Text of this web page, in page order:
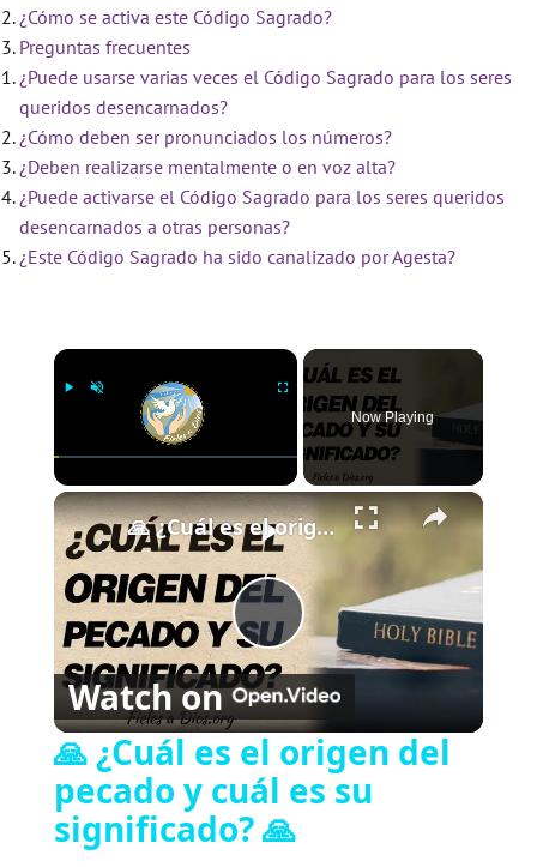
¿Cómo se activa este Código Sagrado?
Preguntas frecuentes
¿Puede usarse varias veces el Código Sagrado para los seres
queridos desencarnados?
¿Cómo deben ser pronunciados los números?
¿Deben realizarse mentalmente o en voz alta?
¿Puede activarse el Código Sagrado para los seres queridos
desencarnados a otras personas?
¿Este Código Sagrado ha sido canalizado por Agesta?
×
Play Unmute Fullscreen
Now Playing
×
P
l
🙏 ¿Cuál es el origen del pecado y cuál es su significado? 🙏
Watch on
🙏 ¿Cuál es el origen del
pecado y cuál es su
significado? 🙏